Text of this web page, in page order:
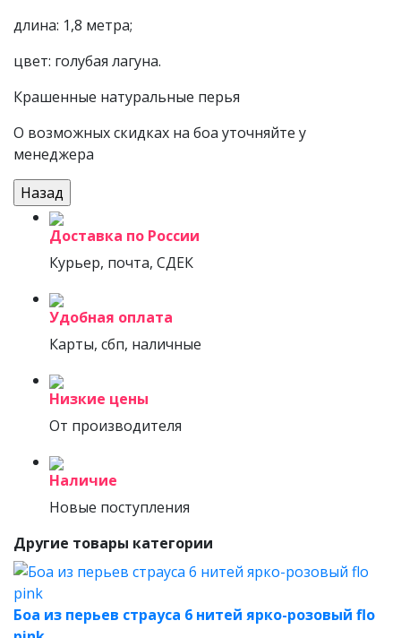
длина: 1,8 метра;
цвет: голубая лагуна.
Крашенные натуральные перья
О возможных скидках на боа уточняйте у
менеджера
Доставка по России
Курьер, почта, СДЕК
Удобная оплата
Карты, сбп, наличные
Низкие цены
От производителя
Наличие
Новые поступления
Другие товары категории
Боа из перьев страуса 6 нитей ярко-розовый flo